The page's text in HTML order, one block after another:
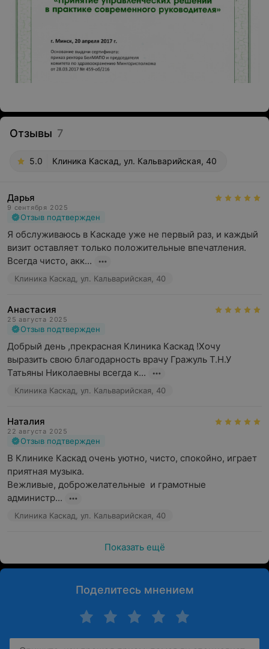
Отзывы 7
5.0 Клиника Каскад, ул. Кальварийская, 40
Дарья
9 сентября 2025
Отзыв подтвержден
Я обслуживаюсь в Каскаде уже не первый раз, и каждый
визит оставляет только положительные впечатления.
Всегда чисто, акк...
Клиника Каскад, ул. Кальварийская, 40
Анастасия
25 августа 2025
Отзыв подтвержден
Добрый день ,прекрасная Клиника Каскад !Хочу
выразить свою благодарность врачу Гражуль Т.Н.У
Татьяны Николаевны всегда к...
Клиника Каскад, ул. Кальварийская, 40
Наталия
22 августа 2025
Отзыв подтвержден
В Клинике Каскад очень уютно, чисто, спокойно, играет
приятная музыка.
Вежливые, доброжелательные  и грамотные
администр...
Клиника Каскад, ул. Кальварийская, 40
Показать ещё
Поделитесь мнением